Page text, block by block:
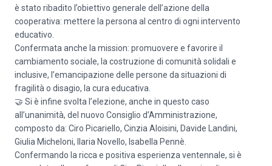
è stato ribadito l’obiettivo generale dell’azione della
cooperativa: mettere la persona al centro di ogni intervento
educativo.
Confermata anche la mission: promuovere e favorire il
cambiamento sociale, la costruzione di comunità solidali e
inclusive, l’emancipazione delle persone da situazioni di
fragilità o disagio, la cura educativa.
🤝 Si è infine svolta l’elezione, anche in questo caso
all’unanimità, del nuovo Consiglio d’Amministrazione,
composto da: Ciro Picariello, Cinzia Aloisini, Davide Landini,
Giulia Micheloni, Ilaria Novello, Isabella Pennè.
Confermando la ricca e positiva esperienza ventennale, si è